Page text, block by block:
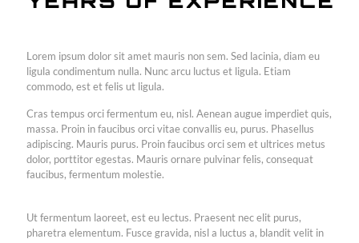
Lorem ipsum dolor sit amet mauris non sem. Sed lacinia, diam eu
ligula condimentum nulla. Nunc arcu luctus et ligula. Etiam
commodo, est et felis ut ligula.
Cras tempus orci fermentum eu, nisl. Aenean augue imperdiet quis,
massa. Proin in faucibus orci vitae convallis eu, purus. Phasellus
adipiscing. Mauris purus. Proin faucibus orci sem et ultrices metus
dolor, porttitor egestas. Mauris ornare pulvinar felis, consequat
faucibus, fermentum molestie.
Ut fermentum laoreet, est eu lectus. Praesent nec elit purus,
pharetra elementum. Fusce gravida, nisl a luctus a, blandit velit in